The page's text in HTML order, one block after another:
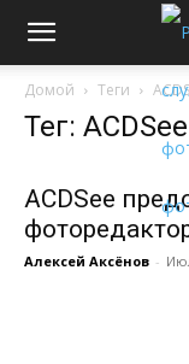
Домой Теги
Тег:
ACDSee
Алексей Аксёнов -